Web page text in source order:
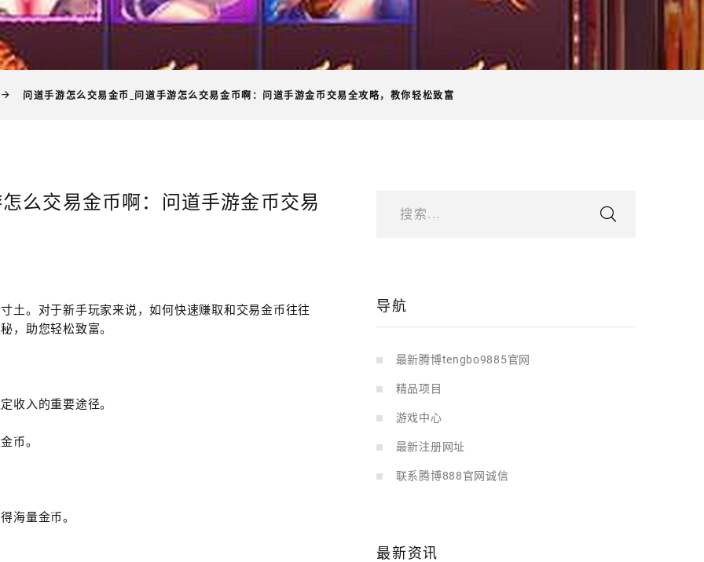
问道手游怎么交易金币_问道手游怎么交易金币啊：问道手游金币交易全攻略，教你轻松致富
么交易金币啊：问道手游金币交易
土。对于新手玩家来说，如何快速赚取和交易金币往往
，助您轻松致富。
收入的重要途径。
币。
海量金币。
搜索...
导航
最新腾博tengbo9885官网
精品项目
游戏中心
最新注册网址
联系腾博888官网诚信
最新资讯